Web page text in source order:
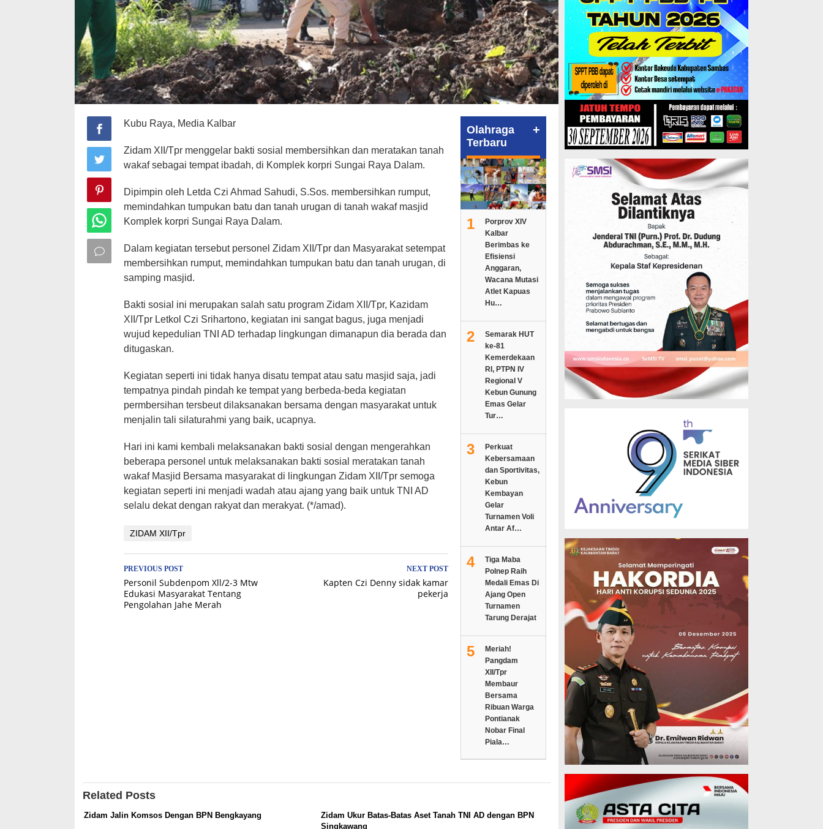
Kubu Raya, Media Kalbar
Zidam XII/Tpr menggelar bakti sosial membersihkan dan meratakan tanah
wakaf sebagai tempat ibadah, di Komplek korpri Sungai Raya Dalam.
Dipimpin oleh Letda Czi Ahmad Sahudi, S.Sos. membersihkan rumput,
memindahkan tumpukan batu dan tanah urugan di tanah wakaf masjid
Komplek korpri Sungai Raya Dalam.
Dalam kegiatan tersebut personel Zidam XII/Tpr dan Masyarakat setempat
membersihkan rumput, memindahkan tumpukan batu dan tanah urugan, di
samping masjid.
Bakti sosial ini merupakan salah satu program Zidam XII/Tpr, Kazidam
XII/Tpr Letkol Czi Srihartono, kegiatan ini sangat bagus, juga menjadi
wujud kepedulian TNI AD terhadap lingkungan dimanapun dia berada dan
ditugaskan.
Kegiatan seperti ini tidak hanya disatu tempat atau satu masjid saja, jadi
tempatnya pindah pindah ke tempat yang berbeda-beda kegiatan
permbersihan tersbeut dilaksanakan bersama dengan masyarakat untuk
menjalin tali silaturahmi yang baik, ucapnya.
Hari ini kami kembali melaksanakan bakti sosial dengan mengerahkan
beberapa personel untuk melaksanakan bakti sosial meratakan tanah
wakaf Masjid Bersama masyarakat di lingkungan Zidam XII/Tpr semoga
kegiatan seperti ini menjadi wadah atau ajang yang baik untuk TNI AD
selalu dekat dengan rakyat dan merakyat. (*/amad).
ZIDAM XII/Tpr
Post
navigation
PREVIOUS POST
Personil Subdenpom Xll/2-3 Mtw
Edukasi Masyarakat Tentang
Pengolahan Jahe Merah
NEXT POST
Kapten Czi Denny sidak kamar
pekerja
Olahraga
Terbaru
+
1
Porprov XIV
Kalbar
Berimbas ke
Efisiensi
Anggaran,
Wacana Mutasi
Atlet Kapuas
Hu…
2
Semarak HUT
ke-81
Kemerdekaan
RI, PTPN IV
Regional V
Kebun Gunung
Emas Gelar
Tur…
3
Perkuat
Kebersamaan
dan Sportivitas,
Kebun
Kembayan
Gelar
Turnamen Voli
Antar Af…
4
Tiga Maba
Polnep Raih
Medali Emas Di
Ajang Open
Turnamen
Tarung Derajat
5
Meriah!
Pangdam
XII/Tpr
Membaur
Bersama
Ribuan Warga
Pontianak
Nobar Final
Piala…
Related Posts
Zidam Jalin Komsos Dengan BPN Bengkayang
Zidam Ukur Batas-Batas Aset Tanah TNI AD dengan BPN
Singkawang